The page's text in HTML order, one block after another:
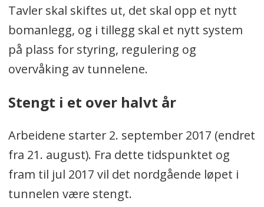
Tavler skal skiftes ut, det skal opp et nytt
bomanlegg, og i tillegg skal et nytt system
på plass for styring, regulering og
overvåking av tunnelene.
Stengt i et over halvt år
Arbeidene starter 2. september 2017 (endret
fra 21. august). Fra dette tidspunktet og
fram til jul 2017 vil det nordgående løpet i
tunnelen være stengt.